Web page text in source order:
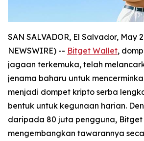
SAN SALVADOR, El Salvador, May
NEWSWIRE) -- Bitget Wallet,
jagaan terkemuka, telah
jenama baharu untuk
menjadi dompet kripto serba
bentuk untuk kegunaan harian.
daripada 80 juta pengguna,
mengembangkan tawarannya